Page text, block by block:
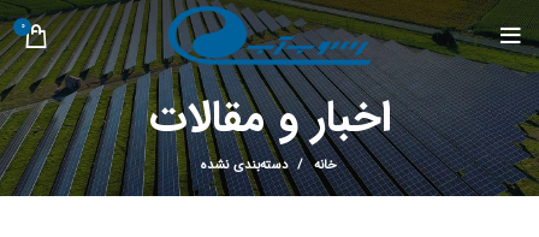
0
اخبار و مقالات
خانه دسته‌بندی نشده